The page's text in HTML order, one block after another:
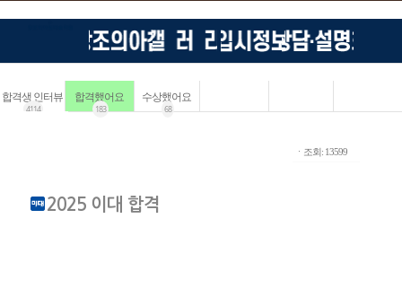
합격생 인터뷰
4114
합격했어요
183
수상했어요
68
ㆍ조회: 13599
2025 이대 합격